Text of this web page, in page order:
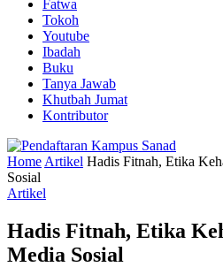
Fatwa
Tokoh
Youtube
Ibadah
Buku
Tanya Jawab
Khutbah Jumat
Kontributor
Home Artikel Hadis Fitnah, Etika
Sosial
Artikel
Hadis Fitnah, Etika
Media Sosial